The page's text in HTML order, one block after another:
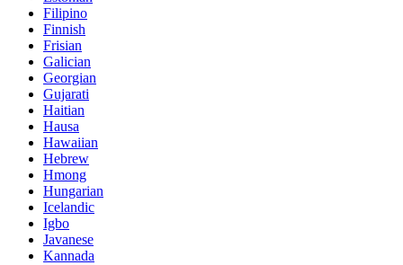
Filipino
Finnish
Frisian
Galician
Georgian
Gujarati
Haitian
Hausa
Hawaiian
Hebrew
Hmong
Hungarian
Icelandic
Igbo
Javanese
Kannada